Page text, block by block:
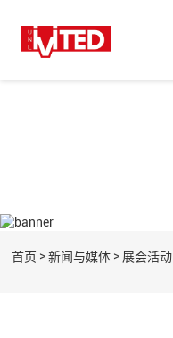
首页 > 新闻与媒体 > 展会活动